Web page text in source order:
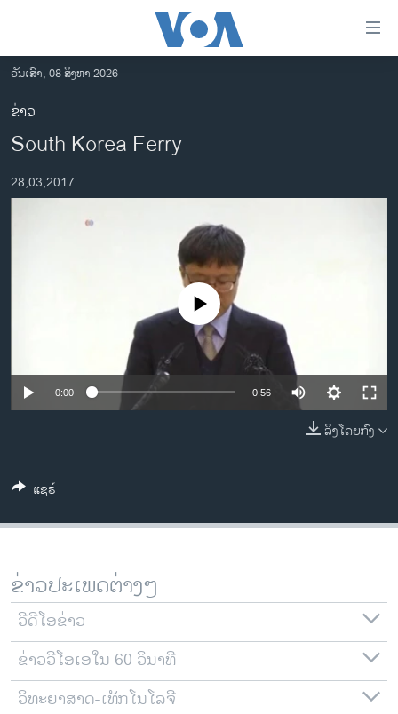
ເຂົ້າ
ຫາ
ຂ້າມ
ຂ້າມ
ໄປ
ອາເມຣິກາ
ການເລືອກຕັ້ງ ປະທານາທີບໍດີ ສະຫະລັດ 2024
ອິດສະຫຼະພາບດ້ານການຂ່າວ
ຊຸມຊົນຊາວລາວ
ວິທະຍາສາດ-ເທັກໂນໂລຈີ
ພາສາອັງກິດ
ລາຍການກະຈາຍສຽງ
ລາຍງານ
ຕິດຕາມພວກເຮົາ ທີ່
ພາສາຕ່າງໆ
ວັນເສົາ, 08 ສິງຫາ 2026
ຂ່າວ
South Korea Ferry
28,03,2017
No media source currently available
0:00 0:56
ລິງໂດຍກົງ
ແຊຣ໌
ຂ່າວປະເພດຕ່າງໆ
ວີດີໂອຂ່າວ
ຂ່າວວີໂອເອໃນ 60 ວິນາທີ
ວິທະຍາສາດ-ເທັກໂນໂລຈີ